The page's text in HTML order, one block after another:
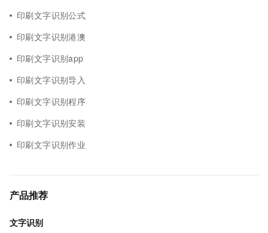
印刷文字识别公式
印刷文字识别港澳
印刷文字识别app
印刷文字识别导入
印刷文字识别程序
印刷文字识别安装
印刷文字识别作业
产品推荐
文字识别